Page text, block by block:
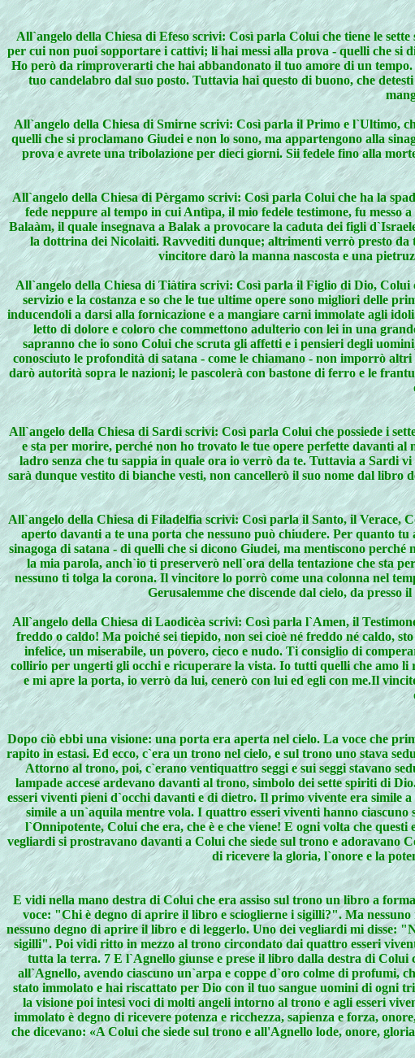
All`angelo della Chiesa di Efeso scrivi: Così parla Colui che tiene le
per cui non puoi sopportare i cattivi; li hai messi alla prova - quelli che si
Ho però da rimproverarti che hai abbandonato il tuo amore di un
tuo candelabro dal suo posto. Tuttavia hai questo di buono, che
All`angelo della Chiesa di Smirne scrivi: Così parla il Primo e l`Ultimo,
quelli che si proclamano Giudei e non lo sono, ma appartengono alla
prova e avrete una tribolazione per dieci giorni. Sii fedele fino alla
All`angelo della Chiesa di Pèrgamo scrivi: Così parla Colui che ha la
fede neppure al tempo in cui Antìpa, il mio fedele testimone, fu
Balaàm, il quale insegnava a Balak a provocare la caduta dei figli
la dottrina dei Nicolaìti. Ravvediti dunque; altrimenti verrò presto da
vincitore darò la manna nascosta e una
All`angelo della Chiesa di Tiàtira scrivi: Così parla il Figlio di Dio, Colui
servizio e la costanza e so che le tue ultime opere sono migliori delle
inducendoli a darsi alla fornicazione e a mangiare carni immolate agli
letto di dolore e coloro che commettono adulterio con lei in una
sapranno che io sono Colui che scruta gli affetti e i pensieri degli
conosciuto le profondità di satana - come le chiamano - non imporrò
darò autorità sopra le nazioni; le pascolerà con bastone di ferro e le
All`angelo della Chiesa di Sardi scrivi: Così parla Colui che possiede i
e sta per morire, perché non ho trovato le tue opere perfette davanti
ladro senza che tu sappia in quale ora io verrò da te. Tuttavia a Sardi
sarà dunque vestito di bianche vesti, non cancellerò il suo nome dal
All`angelo della Chiesa di Filadelfia scrivi: Così parla il Santo, il Verace,
aperto davanti a te una porta che nessuno può chiudere. Per quanto
sinagoga di satana - di quelli che si dicono Giudei, ma mentiscono
la mia parola, anch`io ti preserverò nell`ora della tentazione che sta
nessuno ti tolga la corona. Il vincitore lo porrò come una colonna nel
Gerusalemme che discende dal cielo, da
All`angelo della Chiesa di Laodicèa scrivi: Così parla l`Amen, il
freddo o caldo! Ma poiché sei tiepido, non sei cioè né freddo né caldo,
infelice, un miserabile, un povero, cieco e nudo. Ti consiglio di
collirio per ungerti gli occhi e ricuperare la vista. Io tutti quelli che amo li
e mi apre la porta, io verrò da lui, cenerò con lui ed egli con me.Il
Dopo ciò ebbi una visione: una porta era aperta nel cielo. La voce che
rapito in estasi. Ed ecco, c`era un trono nel cielo, e sul trono uno stava
Attorno al trono, poi, c`erano ventiquattro seggi e sui seggi stavano
lampade accese ardevano davanti al trono, simbolo dei sette spiriti di
esseri viventi pieni d`occhi davanti e di dietro. Il primo vivente era simile
simile a un`aquila mentre vola. I quattro esseri viventi hanno
l`Onnipotente, Colui che era, che è e che viene! E ogni volta che
vegliardi si prostravano davanti a Colui che siede sul trono e adoravano
di ricevere la gloria, l`onore e la
E vidi nella mano destra di Colui che era assiso sul trono un libro a
voce: "Chi è degno di aprire il libro e scioglierne i sigilli?". Ma
nessuno degno di aprire il libro e di leggerlo. Uno dei vegliardi mi disse:
sigilli". Poi vidi ritto in mezzo al trono circondato dai quattro esseri
tutta la terra. 7 E l`Agnello giunse e prese il libro dalla destra di
all`Agnello, avendo ciascuno un`arpa e coppe d`oro colme di profumi,
stato immolato e hai riscattato per Dio con il tuo sangue uomini di ogni
la visione poi intesi voci di molti angeli intorno al trono e agli esseri
immolato è degno di ricevere potenza e ricchezza, sapienza e forza,
che dicevano: «A Colui che siede sul trono e all'Agnello lode, onore,